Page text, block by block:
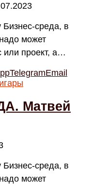
среда, в
может
или проект, а…
TelegramEmail
Матвей
среда, в
может